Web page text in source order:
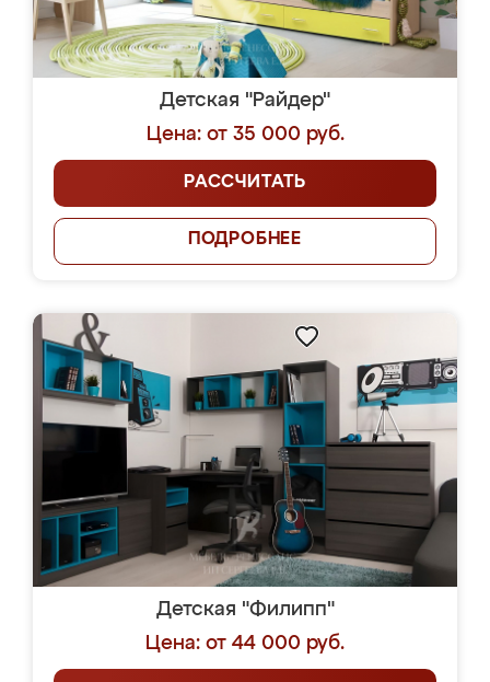
Детская "Райдер"
Цена: от 35 000 руб.
РАССЧИТАТЬ
ПОДРОБНЕЕ
Детская "Филипп"
Цена: от 44 000 руб.